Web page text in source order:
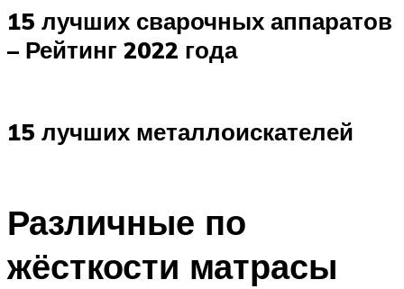
15 лучших сварочных аппаратов
– Рейтинг 2022 года
15 лучших металлоискателей
Различные по
жёсткости матрасы